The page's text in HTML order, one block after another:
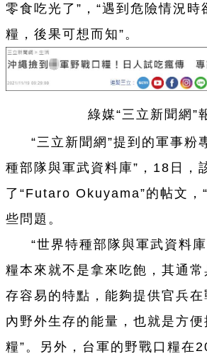
零食吃光了”，“遇到危險情況時
糧，後果可想而知”。
綠媒“三立新聞網”
“三立新聞網”提到的軍事粉
種部隊與軍武資料庫”，18日，
了“Futaro Okuyama”的帖文，
些問題。
“世界特種部隊與軍武資料
糧本來就不是拿來吃飽，其通
存容易的特點，能夠提供官兵在
內野外生存的能量，也就是方便
糧”。另外， 台 軍的野戰口糧在